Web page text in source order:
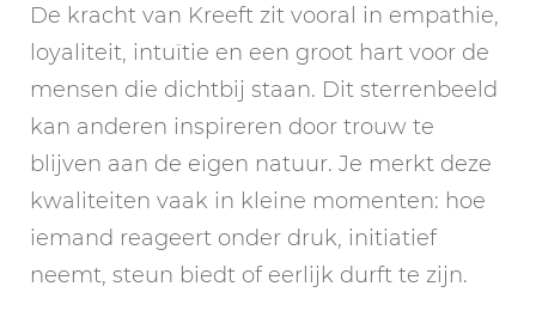
De kracht van Kreeft zit vooral in empathie,
loyaliteit, intuïtie en een groot hart voor de
mensen die dichtbij staan. Dit sterrenbeeld
kan anderen inspireren door trouw te
blijven aan de eigen natuur. Je merkt deze
kwaliteiten vaak in kleine momenten: hoe
iemand reageert onder druk, initiatief
neemt, steun biedt of eerlijk durft te zijn.